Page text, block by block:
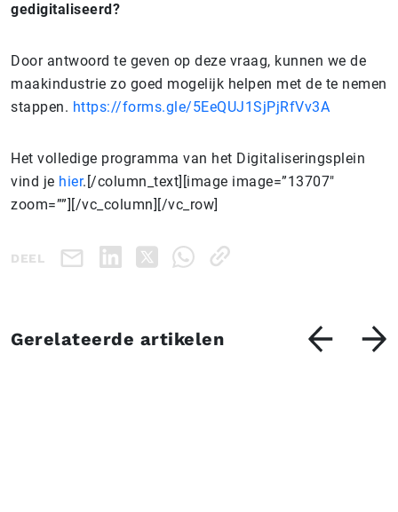
gedigitaliseerd?
Door antwoord te geven op deze vraag, kunnen we de
maakindustrie zo goed mogelijk helpen met de te nemen
stappen. https://forms.gle/5EeQUJ1SjPjRfVv3A
Het volledige programma van het Digitaliseringsplein
vind je hier.[/column_text][image image=”13707″
zoom=””][/vc_column][/vc_row]
DEEL
Gerelateerde artikelen